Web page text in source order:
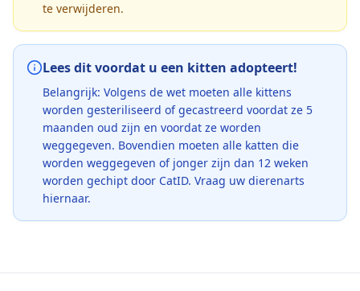
te verwijderen.
Lees dit voordat u een kitten adopteert!
Belangrijk: Volgens de wet moeten alle kittens
worden gesteriliseerd of gecastreerd voordat ze 5
maanden oud zijn en voordat ze worden
weggegeven. Bovendien moeten alle katten die
worden weggegeven of jonger zijn dan 12 weken
worden gechipt door CatID. Vraag uw dierenarts
hiernaar.